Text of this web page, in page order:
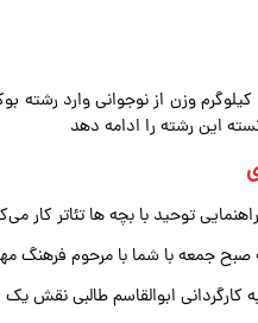
این رشته را ادامه دهد
صبح جمعه با شما با مرحوم فرهنگ
کارگردانی ابوالقاسم طالبی نقش